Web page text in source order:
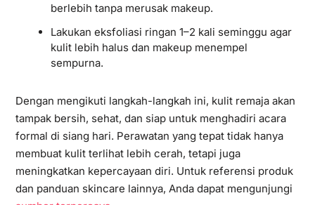
berlebih tanpa merusak makeup.
Lakukan eksfoliasi ringan 1–2 kali seminggu agar
kulit lebih halus dan makeup menempel
sempurna.
Dengan mengikuti langkah-langkah ini, kulit remaja akan
tampak bersih, sehat, dan siap untuk menghadiri acara
formal di siang hari. Perawatan yang tepat tidak hanya
membuat kulit terlihat lebih cerah, tetapi juga
meningkatkan kepercayaan diri. Untuk referensi produk
dan panduan skincare lainnya, Anda dapat mengunjungi